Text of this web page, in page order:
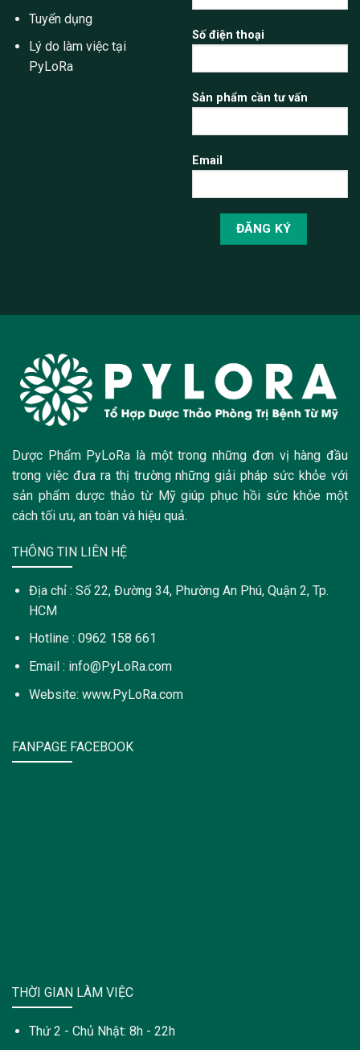
Tuyển dụng
Lý do làm việc tại
PyLoRa
Số điện thoại
Sản phẩm cần tư vấn
Email
Dược Phẩm PyLoRa là một trong những đơn vị hàng đầu
trong việc đưa ra thị trường những giải pháp sức khỏe với
sản phẩm dược thảo từ Mỹ giúp phục hồi sức khỏe một
cách tối ưu, an toàn và hiệu quả.
THÔNG TIN LIÊN HỆ
Địa chỉ : Số 22, Đường 34, Phường An Phú, Quận 2, Tp.
HCM
Hotline : 0962 158 661
Email : info@PyLoRa.com
Website: www.PyLoRa.com
FANPAGE FACEBOOK
THỜI GIAN LÀM VIỆC
Thứ 2 - Chủ Nhật: 8h - 22h